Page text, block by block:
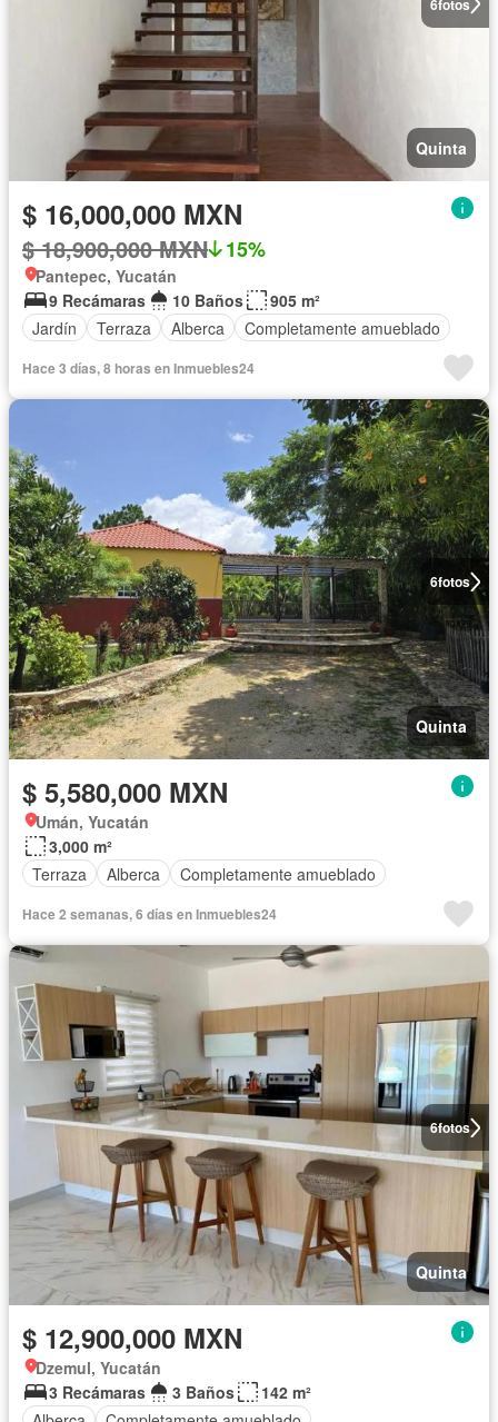
Quinta
$ 16,000,000 MXN
$ 18,900,000 MXN 15%
Pantepec, Yucatán
9 Recámaras
10 Baños
905 m²
Jardín
Terraza Alberca Completamente amueblado
Hace 3 días, 8 horas en Inmuebles24
6fotos
Quinta
$ 5,580,000 MXN
Umán, Yucatán
3,000 m²
Terraza
Alberca Completamente amueblado
Hace 2 semanas, 6 días en Inmuebles24
6fotos
Quinta
$ 12,900,000 MXN
Dzemul, Yucatán
3 Recámaras
3 Baños
142 m²